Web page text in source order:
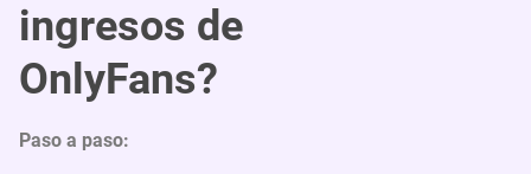
ingresos de
OnlyFans?
Paso a paso: